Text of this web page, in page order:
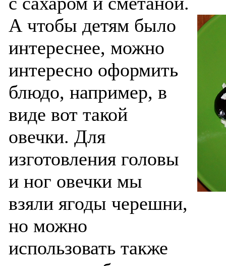
А чтобы детям было
интереснее, можно
интересно оформить
блюдо, например, в
виде вот такой
овечки. Для
изготовления головы
и ног овечки мы
взяли ягоды черешни,
но можно
использовать также